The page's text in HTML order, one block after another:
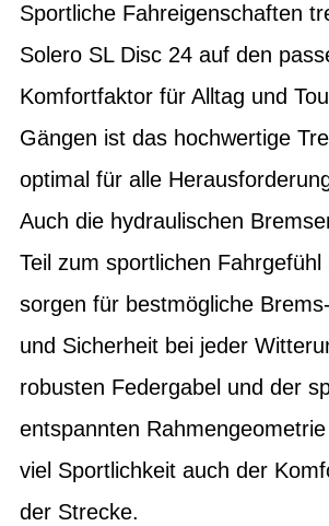
Sportliche Fahreigenschaften
Solero SL Disc 24 auf den
Komfortfaktor für Alltag und
Gängen ist das hochwertige
optimal für alle
Auch die hydraulischen
Teil zum sportlichen Fahrgefühl
sorgen für bestmögliche
und Sicherheit bei jeder
robusten Federgabel und der
entspannten
viel Sportlichkeit auch der
der Strecke.